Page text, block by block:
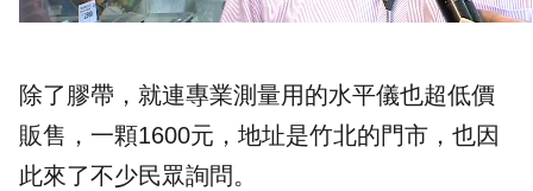
除了膠帶，就連專業測量用的水平儀也超低價
販售，一顆1600元，地址是竹北的門市，也因
此來了不少民眾詢問。